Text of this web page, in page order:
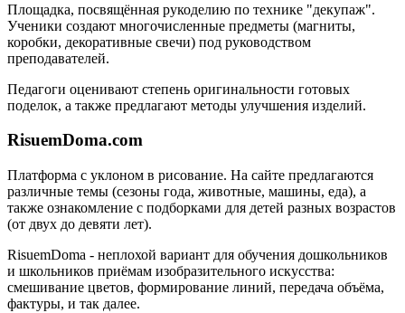
Площадка, посвящённая рукоделию по технике "декупаж".
Ученики создают многочисленные предметы (магниты,
коробки, декоративные свечи) под руководством
преподавателей.
Педагоги оценивают степень оригинальности готовых
поделок, а также предлагают методы улучшения изделий.
RisuemDoma.com
Платформа с уклоном в рисование. На сайте предлагаются
различные темы (сезоны года, животные, машины, еда), а
также ознакомление с подборками для детей разных возрастов
(от двух до девяти лет).
RisuemDoma - неплохой вариант для обучения дошкольников
и школьников приёмам изобразительного искусства:
смешивание цветов, формирование линий, передача объёма,
фактуры, и так далее.